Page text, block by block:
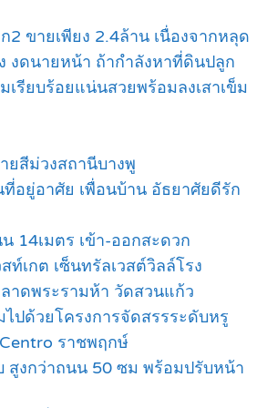
2 ขายเพียง 2.4ล้าน เนื่องจากหลุด
งดนายหน้า ถ้ากำลังหาที่ดินปลูก
รียบร้อยแน่นสวยพร้อมลงเสาเข็ม
ยสีม่วงสถานีบางพู
อยู่อาศัย เพื่อนบ้าน อัธยาศัยดีรัก
14เมตร เข้า-ออกสะดวก
ท์เกต เซ็นทรัลเวสต์วิลล์โรง
าดพระรามห้า วัดสวนแก้ว
ปด้วยโครงการจัดสรรระดับหรู
ราชพฤกษ์
สูงกว่าถนน 50 ซม พร้อมปรับหน้า